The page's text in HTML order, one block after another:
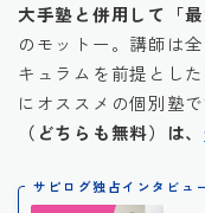
大手塾と併用して「
のモットー。講師は
キュラムを前提とし
にオススメの個別塾で
（どちらも無料）は、
サピログ独占インタビュ